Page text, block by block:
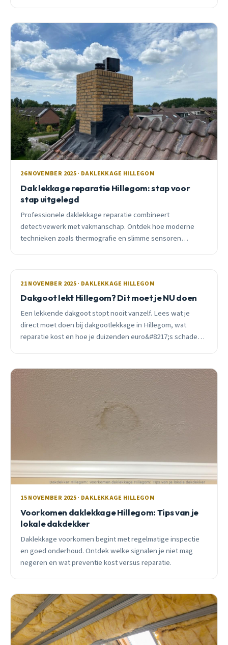
26 NOVEMBER 2025 · DAKLEKKAGE HILLEGOM
Dak lekkage reparatie Hillegom: stap voor
stap uitgelegd
Professionele daklekkage reparatie combineert
detectivewerk met vakmanschap. Ontdek hoe moderne
technieken zoals thermografie en slimme sensoren
21 NOVEMBER 2025 · DAKLEKKAGE HILLEGOM
Dakgoot lekt Hillegom? Dit moet je NU doen
Een lekkende dakgoot stopt nooit vanzelf. Lees wat je
direct moet doen bij dakgootlekkage in Hillegom, wat
reparatie kost en hoe je duizenden euro&#8217;s schade
15 NOVEMBER 2025 · DAKLEKKAGE HILLEGOM
Voorkomen daklekkage Hillegom: Tips van je
lokale dakdekker
Daklekkage voorkomen begint met regelmatige inspectie
en goed onderhoud. Ontdek welke signalen je niet mag
negeren en wat preventie kost versus reparatie.